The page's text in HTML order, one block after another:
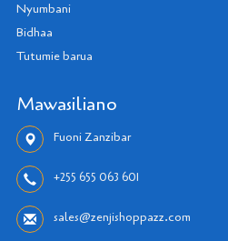
Nyumbani
Bidhaa
Tutumie barua
Mawasiliano
Fuoni Zanzibar
+255 655 063 601
sales@zenjishoppazz.com